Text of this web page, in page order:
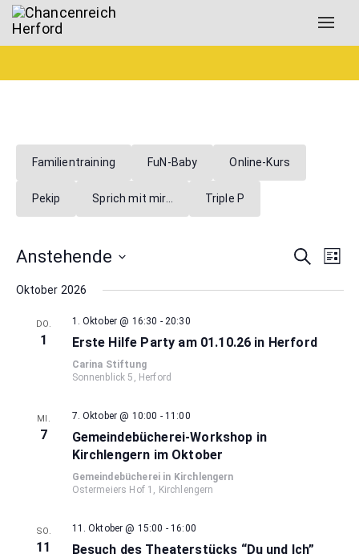
Familientraining FuN-Baby Online-Kurs
Pekip Sprich mit mir… Triple P
Suche
Suche
Liste
Anstehende
wählen.
Oktober 2026
DO.
1
1. Oktober @ 16:30 - 20:30
Erste Hilfe Party am 01.10.26 in Herford
Carina Stiftung
Sonnenblick 5, Herford
MI.
7
7. Oktober @ 10:00 - 11:00
Gemeindebücherei-Workshop in
Kirchlengern im Oktober
Gemeindebücherei in Kirchlengern
Ostermeiers Hof 1, Kirchlengern
SO.
11
11. Oktober @ 15:00 - 16:00
Besuch des Theaterstücks “Du und Ich”